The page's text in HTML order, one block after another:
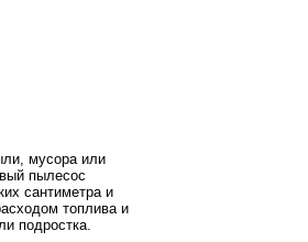
мусора или
пылесос
сантиметра и
топлива и
подростка.